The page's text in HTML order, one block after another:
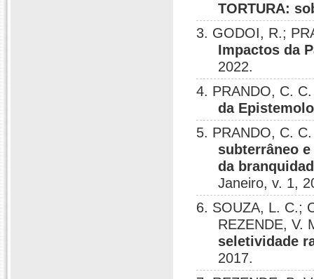
TORTURA:
3. GODOI, R.;
Impactos da
2022.
4. PRANDO, C.
da
5. PRANDO, C.
subterrâneo
da
Janeiro, v. 1,
6. SOUZA, L. C.;
REZENDE, V.
seletividade
2017.